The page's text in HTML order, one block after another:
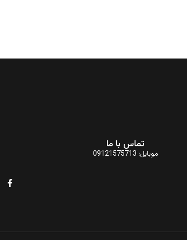
تماس با ما
موبایل: 09121575713